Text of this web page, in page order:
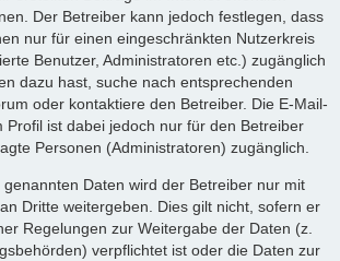
Der Betreiber kann jedoch festlegen, dass
nur für einen eingeschränkten Nutzerkreis
Benutzer, Administratoren etc.) zugänglich
dazu hast, suche nach entsprechenden
oder kontaktiere den Betreiber. Die E-Mail-
Profil ist dabei jedoch nur für den Betreiber
Personen (Administratoren) zugänglich.
Daten wird der Betreiber nur mit
Dritte weitergeben. Dies gilt nicht, sofern er
Regelungen zur Weitergabe der Daten (z.
verpflichtet ist oder die Daten zur